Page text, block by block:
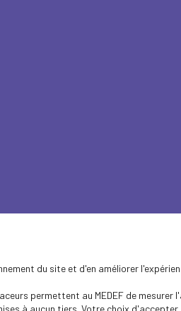
du site et d'en améliorer
permettent au MEDEF de
à aucun tiers. Votre choix